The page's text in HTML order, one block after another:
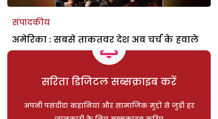
संपादकीय
अमेरिका : सबसे ताकतवर देश अब चर्च के हवाले
सरिता डिजिटल सब्सक्राइब करें
अपनी पसंदीदा कहानियां और सामाजिक मुद्दों से जुड़ी हर